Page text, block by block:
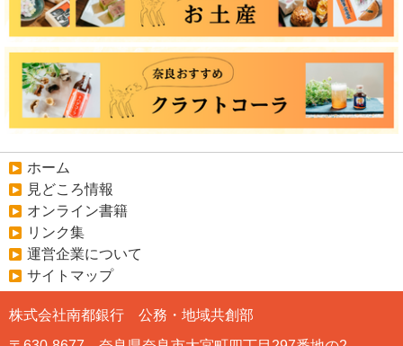
ホーム
見どころ情報
オンライン書籍
リンク集
運営企業について
サイトマップ
株式会社南都銀行 公務・地域共創部